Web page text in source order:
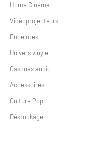
Home Cinéma
Vidéoprojecteurs
Enceintes
Univers vinyle
Casques audio
Accessoires
Culture Pop
Déstockage